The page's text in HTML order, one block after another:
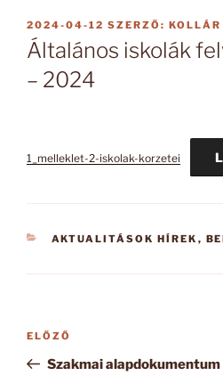
BEKÜLDVE:
2024-04-12 SZERZŐ: KOLLÁR
Általános iskolák
– 2024
1_melleklet-2-iskolak-korzetei
KATEGÓRIÁK
AKTUALITÁSOK HÍREK ,
Bejegyzés
Korábbi
bejegyzés
ELŐZŐ
Szakmai alapdokumentum